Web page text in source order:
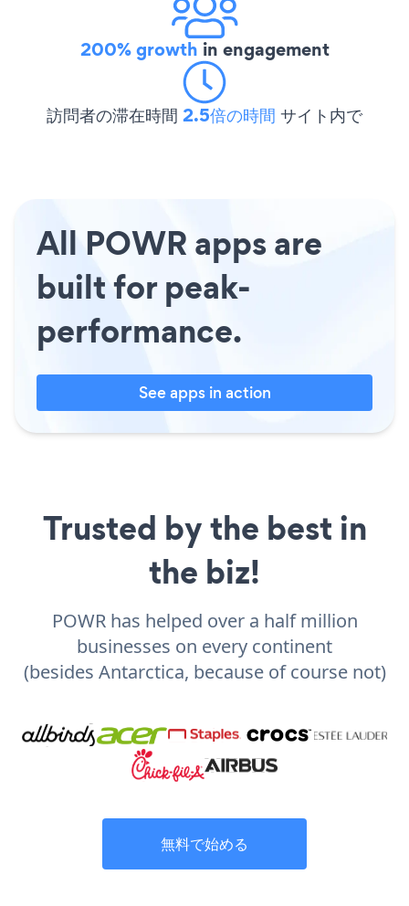
200% growth in engagement
訪問者の滞在時間 2.5倍の時間 サイト内で
All POWR apps are
built for peak-
performance.
See apps in action
Trusted by the best in
the biz!
POWR has helped over a half million
businesses on every continent
(besides Antarctica, because of course not)
無料で始める